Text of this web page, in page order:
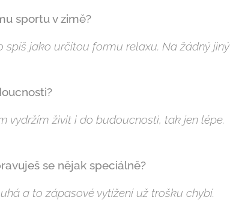
sportu v zimě?
jako určitou formu relaxu. Na žádný jiný
vydržím živit i do budoucnosti, tak jen lépe.
se nějak speciálně?
a to zápasové vytížení už trošku chybí.